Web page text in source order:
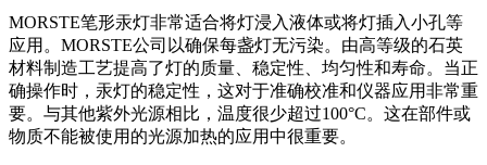
MORSTE笔形汞灯非常适合将灯浸入液体或将灯插入小孔等
应用。MORSTE公司以确保每盏灯无污染。由高等级的石英
材料制造工艺提高了灯的质量、稳定性、均匀性和寿命。当正
确操作时，汞灯的稳定性，这对于准确校准和仪器应用非常重
要。与其他紫外光源相比，温度很少超过100°C。这在部件或
物质不能被使用的光源加热的应用中很重要。